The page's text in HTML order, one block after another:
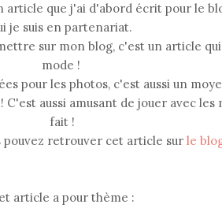
article que j'ai d'abord écrit pour le
je suis en partenariat.
sur mon blog, c'est un article
mode !
pour les photos, c'est aussi un
aussi amusant de jouer avec les
fait !
pouvez retrouver cet article sur le
article a pour thème :